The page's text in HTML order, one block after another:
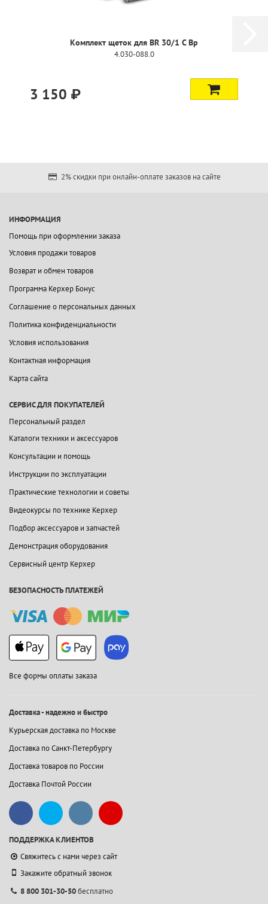
Комплект щеток для BR 30/1 C Bp
4.030-088.0
3 150 ₽
2% скидки при онлайн-оплате заказов на сайте
ИНФОРМАЦИЯ
Помощь при оформлении заказа
Условия продажи товаров
Возврат и обмен товаров
Программа Керхер Бонус
Соглашение о персональных данных
Политика конфиденциальности
Условия использования
Контактная информация
Карта сайта
СЕРВИС ДЛЯ ПОКУПАТЕЛЕЙ
Персональный раздел
Каталоги техники и аксессуаров
Консультации и помощь
Инструкции по эксплуатации
Практические технологии и советы
Видеокурсы по технике Керхер
Подбор аксессуаров и запчастей
Демонстрация оборудования
Сервисный центр Керхер
БЕЗОПАСНОСТЬ ПЛАТЕЖЕЙ
Все формы оплаты заказа
Доставка - надежно и быстро
Курьерская доставка по Москве
Доставка по Санкт-Петербургу
Доставка товаров по России
Доставка Почтой России
ПОДДЕРЖКА КЛИЕНТОВ
Свяжитесь с нами через сайт
Закажите обратный звонок
8 800 301-30-50бесплатно